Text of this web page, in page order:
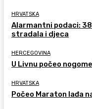
HRVATSKA
Alarmantni podaci:
stradala i djeca
HERCEGOVINA
U Livnu počeo
HRVATSKA
Počeo Maraton lađa